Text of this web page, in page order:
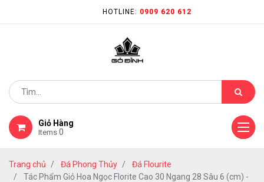
HOTLINE: 0909 620 612
Giỏ Hàng
Items 0
Trang chủ Đá Phong Thủy
Đá Flourite
Tác Phẩm Giỏ Hoa Ngọc Florite Cao 30 Ngang 28 Sâu 6 (cm) -